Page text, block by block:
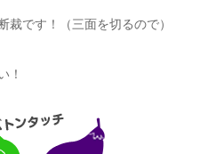
です！（三面を切るので）
！